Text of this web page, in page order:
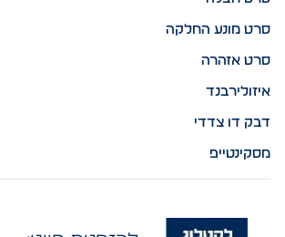
סרט מונע החלקה
סרט אזהרה
איזולירבנד
דבק דו צדדי
מסקינטייפ